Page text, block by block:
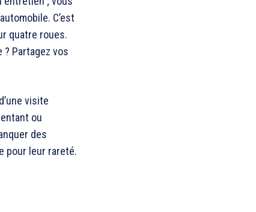
C’est
quatre roues.
? Partagez vos
visite
ou
des
pour leur rareté.